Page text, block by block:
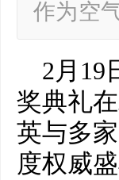
作为空
2月19
奖典礼
英与多
度权威